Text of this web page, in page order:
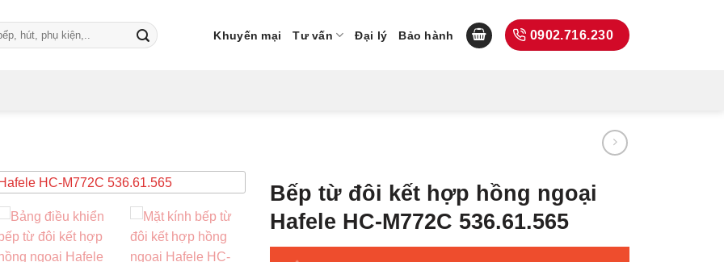
Khuyến mại Tư vấn Đại lý Bảo hành 0902.716.230
Bếp từ đôi kết hợp hồng ngoại
Hafele HC-M772C 536.61.565